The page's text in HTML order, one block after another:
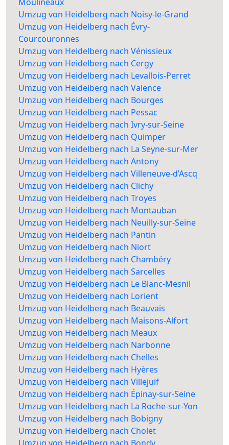
Umzug von Heidelberg nach Noisy-le-Grand
Umzug von Heidelberg nach Évry-
Courcouronnes
Umzug von Heidelberg nach Vénissieux
Umzug von Heidelberg nach Cergy
Umzug von Heidelberg nach Levallois-Perret
Umzug von Heidelberg nach Valence
Umzug von Heidelberg nach Bourges
Umzug von Heidelberg nach Pessac
Umzug von Heidelberg nach Ivry-sur-Seine
Umzug von Heidelberg nach Quimper
Umzug von Heidelberg nach La Seyne-sur-Mer
Umzug von Heidelberg nach Antony
Umzug von Heidelberg nach Villeneuve-d’Ascq
Umzug von Heidelberg nach Clichy
Umzug von Heidelberg nach Troyes
Umzug von Heidelberg nach Montauban
Umzug von Heidelberg nach Neuilly-sur-Seine
Umzug von Heidelberg nach Pantin
Umzug von Heidelberg nach Niort
Umzug von Heidelberg nach Chambéry
Umzug von Heidelberg nach Sarcelles
Umzug von Heidelberg nach Le Blanc-Mesnil
Umzug von Heidelberg nach Lorient
Umzug von Heidelberg nach Beauvais
Umzug von Heidelberg nach Maisons-Alfort
Umzug von Heidelberg nach Meaux
Umzug von Heidelberg nach Narbonne
Umzug von Heidelberg nach Chelles
Umzug von Heidelberg nach Hyères
Umzug von Heidelberg nach Villejuif
Umzug von Heidelberg nach Épinay-sur-Seine
Umzug von Heidelberg nach La Roche-sur-Yon
Umzug von Heidelberg nach Bobigny
Umzug von Heidelberg nach Cholet